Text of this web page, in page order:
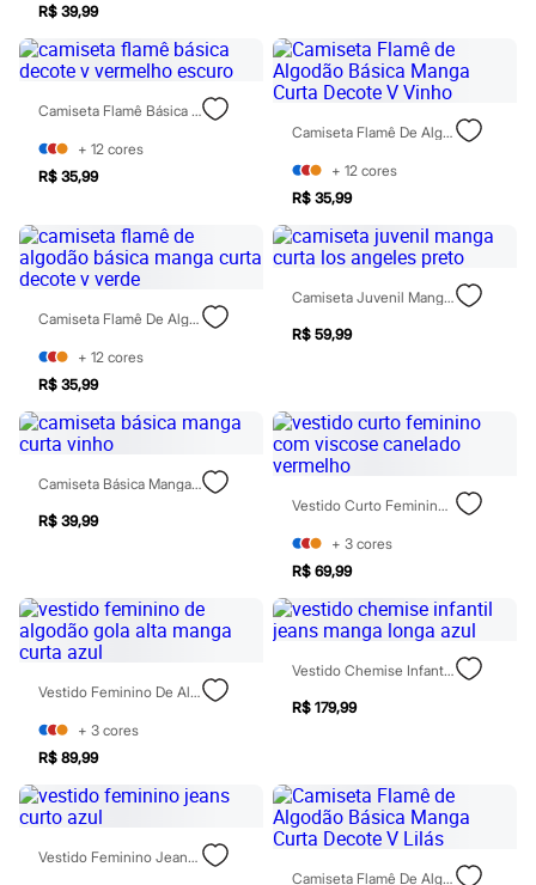
Bermudas
Camisas
Calças
Camisetas e Regatas
Casacos e Jaquetas
Jeans
Polos
Acessórios
Bolsas e Mochilas
Cintos
Carteiras
Óculos
Calçados
Chinelos
Sapatos
Tênis
Moda esportiva
Bermudas
Camisetas
Calças
Moda íntima
Cuecas
Meias
Pijamas
Moda praia
Personagens
Plus size
Blusas e Camisetas
Calças
Camisas
Casacos e Jaquetas
Moda esportiva
R$ 39,99
Camiseta Flamê Básica Decote V Vermelho Escuro
+ 12 cores
R$ 35,99
Camiseta Flamê De Algodão Básica Manga Curta Decote V Vinho
+ 12 cores
R$ 35,99
Camiseta Flamê De Algodão Básica Manga Curta Decote V Verde
+ 12 cores
R$ 35,99
Camiseta Juvenil Manga Curta Los Angeles Preto
R$ 59,99
Camiseta Básica Manga Curta Vinho
R$ 39,99
Vestido Curto Feminino Com Viscose Canelado Vermelho
+ 3 cores
R$ 69,99
Vestido Feminino De Algodão Gola Alta Manga Curta Azul
+ 3 cores
R$ 89,99
Vestido Chemise Infantil Jeans Manga Longa Azul
R$ 179,99
Vestido Feminino Jeans Curto Azul
Camiseta Flamê De Algodão Básica Manga Curta Decote V Lilás